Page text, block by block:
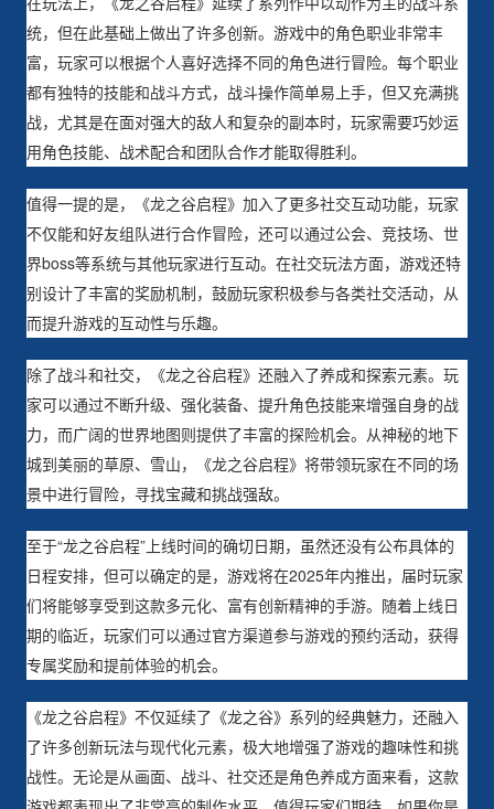
统，但在此基础上做出了许多创新。游戏中的角色职业非常丰
富，玩家可以根据个人喜好选择不同的角色进行冒险。每个职业
都有独特的技能和战斗方式，战斗操作简单易上手，但又充满挑
战，尤其是在面对强大的敌人和复杂的副本时，玩家需要巧妙运
用角色技能、战术配合和团队合作才能取得胜利。
值得一提的是，《龙之谷启程》加入了更多社交互动功能，玩家
不仅能和好友组队进行合作冒险，还可以通过公会、竞技场、世
界boss等系统与其他玩家进行互动。在社交玩法方面，游戏还特
别设计了丰富的奖励机制，鼓励玩家积极参与各类社交活动，从
而提升游戏的互动性与乐趣。
除了战斗和社交，《龙之谷启程》还融入了养成和探索元素。玩
家可以通过不断升级、强化装备、提升角色技能来增强自身的战
力，而广阔的世界地图则提供了丰富的探险机会。从神秘的地下
城到美丽的草原、雪山，《龙之谷启程》将带领玩家在不同的场
景中进行冒险，寻找宝藏和挑战强敌。
至于“龙之谷启程”上线时间的确切日期，虽然还没有公布具体的
日程安排，但可以确定的是，游戏将在2025年内推出，届时玩家
们将能够享受到这款多元化、富有创新精神的手游。随着上线日
期的临近，玩家们可以通过官方渠道参与游戏的预约活动，获得
专属奖励和提前体验的机会。
《龙之谷启程》不仅延续了《龙之谷》系列的经典魅力，还融入
了许多创新玩法与现代化元素，极大地增强了游戏的趣味性和挑
战性。无论是从画面、战斗、社交还是角色养成方面来看，这款